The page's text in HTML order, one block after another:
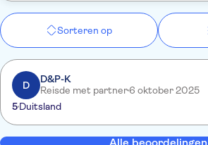
Sorteren op
D
D&P-K
Reisde met partner6 oktober 2025
5Duitsland